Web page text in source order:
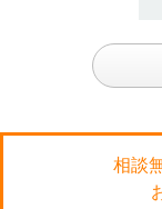
相談